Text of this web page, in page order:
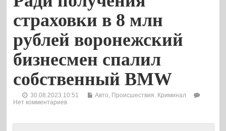
страховки в 8 млн
рублей воронежский
бизнесмен спалил
собственный BMW
30.08.2023 10:51 Авто Происшествия. Криминал
Нет комментариев